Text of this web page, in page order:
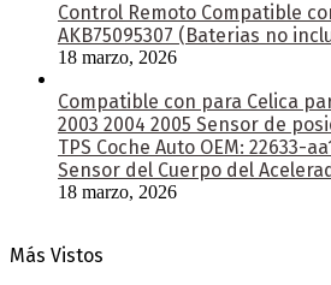
Control Remoto Compatible
AKB75095307 (Baterias no
18 marzo, 2026
Compatible con para Celica
2003 2004 2005 Sensor de
TPS Coche Auto OEM: 22633-
Sensor del Cuerpo del
18 marzo, 2026
Más Vistos